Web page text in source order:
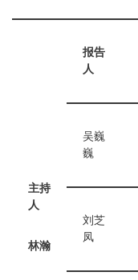
主持
人
林瀚
报告
人
吴巍
巍
刘芝
凤